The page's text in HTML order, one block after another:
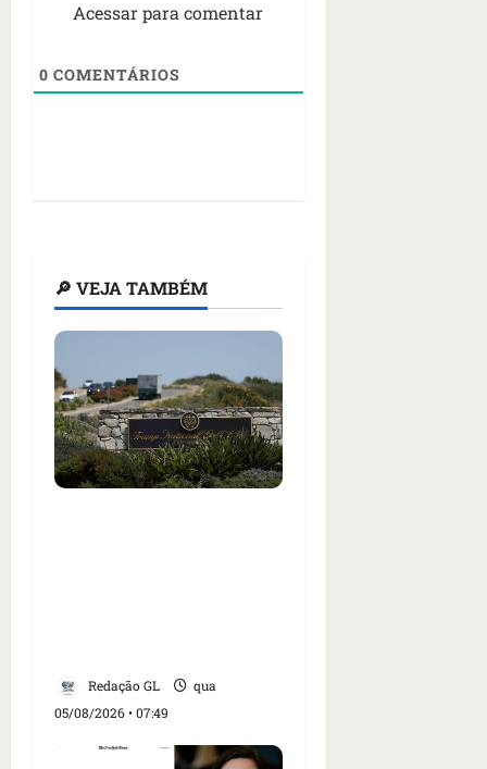
Acessar para comentar
0 COMENTÁRIOS
🔎 VEJA TAMBÉM
Redação GL
qua
05/08/2026 • 07:49